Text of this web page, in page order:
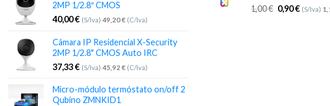
2MP 1/2.8″ CMOS
40,00€ (S/Iva) 49,20€ (C/Iva)
Câmara IP Residencial X-Security
2MP 1/2.8" CMOS Auto IRC
37,33€ (S/Iva) 45,92 € (C/Iva)
Micro-módulo termóstato on/off 2
Qubino ZMNKID1
1,00€ 0,90€ (S/Iva)